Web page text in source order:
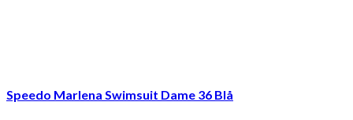
Speedo Marlena Swimsuit Dame 36 Blå